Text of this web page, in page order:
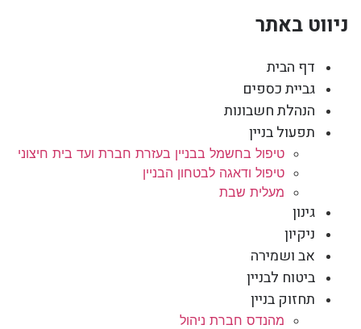
ניווט באתר
דף הבית
גביית כספים
הנהלת חשבונות
תפעול בניין
טיפול בחשמל בבניין בעזרת חברת ועד בית חיצוני
טיפול ודאגה לבטחון הבניין
מעלית שבת
גינון
ניקיון
אב ושמירה
ביטוח לבניין
תחזוק בניין
מהנדס חברת ניהול